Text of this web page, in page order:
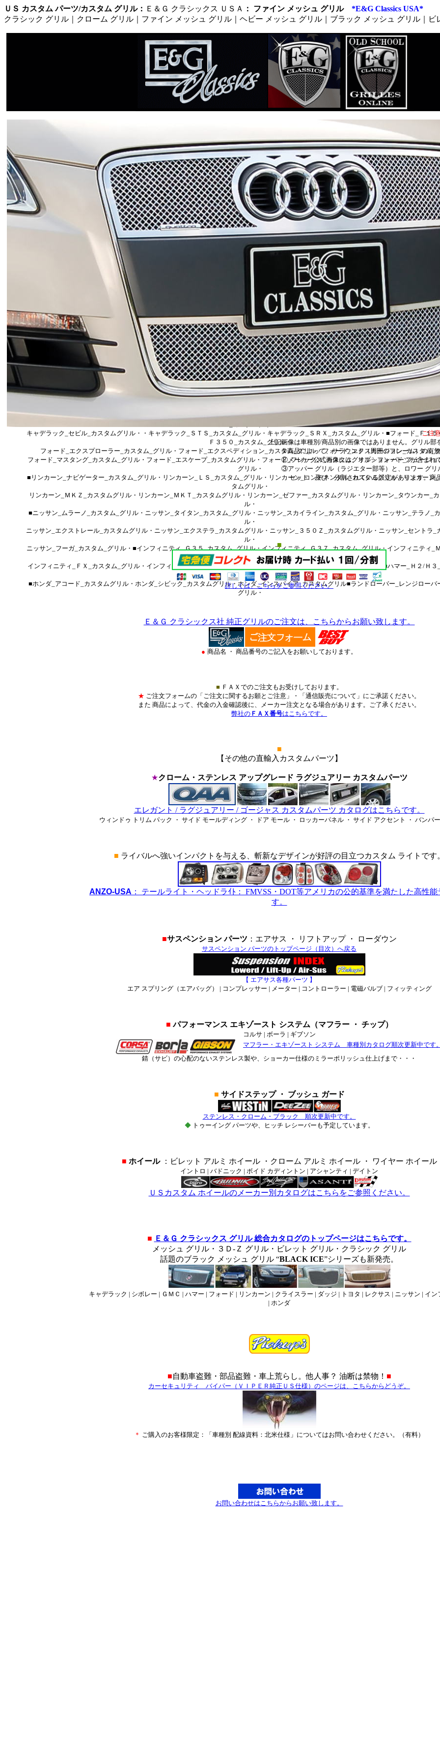
ご注
上記画像は車種別/商品別の画像ではありません。グリル部を拡大した参
①商品によって、サラウンド（周囲のフレーム）の有無や、仕様が異
②メーカー公式画像には、オプション パーツが含まれている場合が
③アッパー グリル（ラジエター部等）と、ロワー グリル（バンパー部
セット 及び 分割されている設定があります。商品説明にご注意
■
詳しくは、こちらをご参照ください。
Ｅ＆Ｇ クラシックス社 純正グリルのご注文は、こちらからお願い致します。
● 商品名 ・ 商品番号のご記入をお願いしております。
■ ＦＡＸでのご注文もお受けしております。
★ ご注文フォームの「ご注文に関するお願とご注意」・「通信販売について」にご承諾ください。
また 商品によって、代金の入金確認後に、メーカー注文となる場合があります。ご了承ください。
弊社の ＦＡＸ番号はこちらです。
■
【その他の直輸入カスタムパーツ】
★クローム・ステンレス アップグレード ラグジュアリー カスタムパーツ
エレガント / ラグジュアリー / ゴージャス カスタムパーツ カタログはこちらです。
ウィンドゥ トリム パック ・ サイド モールディング ・ ドア モール ・ ロッカーパネル ・ サイド アクセント ・ バンパ
■ ライバルへ強いインパクトを与える、斬新なデザインが好評の目立つカスタム ライトです。
ANZO-USA ： テールライト・ヘッドラｲﾄ： FMVSS・DOT等アメリカの公的基準を満たした高性
す。
■サスペンション パーツ ：エアサス ・ リフトアップ ・ ローダウン
サスペンション パーツのトップページ（目次）へ戻る
【 エアサス各種パーツ 】
エア スプリング（エアバッグ） | コンプレッサー | メーター | コントローラー | 電磁バルブ | フィッティング
■ パフォーマンス エキゾースト システム（マフラー ・ チップ）
コルサ | ボーラ | ギブソン
マフラー・エキゾースト システム 車種別カタログ順次更新中です。
錆（サビ）の心配のないステンレス製や、ショーカー仕様のミラーポリッシュ仕上げまで・・・
■ サイドステップ ・ ブッシュ ガード
ステンレス・クローム・ブラック 順次更新中です。
◆トゥーイング パーツや、ヒッチ レシーバーも予定しています。
■ ホイール：ビレット アルミ ホイール ・クローム アルミ ホイール ・ ワイヤー ホイール
イントロ | バドニック | ボイド カディントン | アシャンティ | デイトン
ＵＳカスタム ホイールのメーカー別カタログはこちらをご参照ください。
■ Ｅ＆Ｇ クラシックス グリル 総合カタログのトップページはこちらです。
メッシュ グリル・３Ｄ-Ｚ グリル・ビレット グリル・クラシック グリル
話題のブラック メッシュ グリル “BLACK ICE”シリーズも新発売。
キャデラック | シボレー | ＧＭＣ | ハマー | フォード | リンカーン | クライスラー | ダッジ | トヨタ | レクサス | ニッサン | イン
| ホンダ
■自動車盗難・部品盗難・車上荒らし。他人事？ 油断は禁物！ ■
カーセキュリティ バイパー（ＶＩＰＥＲ純正ＵＳ仕様）のページは、こちらからどうぞ。
＊ ご購入のお客様限定：「車種別 配線資料：北米仕様」についてはお問い合わせください。（有料）
お問い合わせはこちらからお願い致します。
■クライスラー_３００_カスタムグリル・クライスラー_３００Ｃ_カスタムグリル・クライスラー_３００ツーリング_ワゴン_カスタムグリル・
_３００Ｍ_カスタムグリル・
クライスラー_ＰＴクルーザー_カスタムグリル・クライスラー_アスペン_カスタムグリル・クライスラー_パシフィカ_カスタムグリル・クライ
リング_カスタムグリル・
■ダッジ_ラム_カスタム_グリル・ダッジ_デュランゴ_カスタム_グリル・ダッジ_マグナム_カスタム_グリル・ダッジ_デュランゴ_カスタムグ
ダコタ_カスタムグリル・
ダッジ_ナイトロ_カスタム_グリル・ダッジ_キャリバー_カスタム_グリル・ダッジ_チャージャー_カスタム_グリル・ダッジ_チャレンジャー_
ル・
■ジープ_ラングラー_ＪＫ_カスタム_グリル・ジープ_グランドチェロキー_カスタム_グリル・ジープ_チェロキー_カスタム_グリル・ジープ_コ
スタムグリル・
■トヨタ_タンドラ_カスタム_グリル・トヨタ_タコマ_カスタム_グリル・トヨタ_ＦＪ_クルーザー_カスタム_グリル・トヨタ_サーフ_カスタム
タ_４ランナー_カスタム_グリル・
トヨタ_bB_カスタム_グリル・トヨタ_ハリアー_カスタム_グリル・トヨタ_カムリ_カスタム_グリル・トヨタ_ハイランダー_カスタムグリル・
ーガー_カスタムグリル・
トヨタ_ランドクルーザー_カスタム_グリル・トヨタ_ヴィッツ_カスタムグリル・トヨタ_マトリックス_カスタムグリル・トヨタ_カローラ_カ
ル・トヨタ_セコイヤ_カスタムグリル・
・トヨタ_アバロン_カスタムグリル・■レクサス_ＩＳ_２５０/３５０_カスタム_グリル・レクサス_ＲＸ３５０_カスタム_グリル・レクサス_Ｌ
レクサス_ＬＸ５７０_カスタムグリル・レクサス_ＧＸ_カスタム_グリル・レクサス_ＲＸ３３０_カスタム_グリル・レクサス_ＬＳ４６０_カス
レクサス_ＥＳ３５０_カスタムグリル・
レクサス_ＧＳ４６０_カスタムグリル・■シボレー_サバーバン_カスタム_グリル・シボレー_タホ_カスタム_グリル・シボレー_シルバラード_
リル・
シボレー_シルバラード_Ｃ１５００_カスタム_グリル・シボレー_アバランチ_カスタム_グリル・シボレー_コルベット_カスタム_グリル・シボ
_カスタム_グリル・
シボレー_トレイルブレーザー_カスタム_グリル・シボレー_ＨＨＲ_カスタムグリル・シボレー_コロラド_カスタムグリル・シボレー_マリブ_
ル・
シボレー_インパラ_カスタムグリル・モンテカルロ_カスタムグリル・シボレー_トラバース_カスタムグリル・■ＧＭＣ_ユーコン_カスタム_グリ
_デナリ_カスタム_グリル・
ＧＭＣ_シエラ_カスタム_グリル・ＧＭＣ_テレイン_カスタムグリル・ＧＭＣ_アカディア_カスタムグリル・ＧＭＣ_エンボイ_カスタムグリル・
コンＸＬ_カスタムグリル・
■キャデラック_エスカレード_カスタム_グリル・キャデラック_ＣＴＳ_カスタム_グリル・キャデラック_ＣＴＳ-Ｖ_カスタムグリル・キャデラ
キャデラック_ＣＴＳスポーツワゴン_カスタムグリル・キャデラック_ＤＴＳ_カスタムグリル・キャデラック_ドゥビル_カスタムグリル・キャ
キャデラック_セビル_カスタムグリル・・キャデラック_ＳＴＳ_カスタム_グリル・キャデラック_ＳＲＸ_カスタム_グリル・■フォード_Ｆ１
Ｆ３５０_カスタム_グリル・
フォード_エクスプローラー_カスタム_グリル・フォード_エクスペディション_カスタム_グリル・フォード_エクスカージョン_カスタム_
フォード_マスタング_カスタム_グリル・フォード_エスケープ_カスタムグリル・フォード_フレックス_カスタムグリル・フォード_フュージョ
グリル・
■リンカーン_ナビゲーター_カスタム_グリル・リンカーン_ＬＳ_カスタム_グリル・リンカーン_コンチネンタル_カスタムグリル・リンカーン
タムグリル・
リンカーン_ＭＫＺ_カスタムグリル・リンカーン_ＭＫＴ_カスタムグリル・リンカーン_ゼファー_カスタムグリル・リンカーン_タウンカー_
ル・
■ニッサン_ムラーノ_カスタム_グリル・ニッサン_タイタン_カスタム_グリル・ニッサン_スカイライン_カスタム_グリル・ニッサン_テラノ_
ル・
ニッサン_エクストレール_カスタムグリル・ニッサン_エクステラ_カスタムグリル・ニッサン_３５０Ｚ_カスタムグリル・ニッサン_セントラ_
ル・
ニッサン_フーガ_カスタム_グリル・■インフィニティ_Ｇ３５_カスタム_グリル・インフィニティ_Ｇ３７_カスタム_グリル・インフィニティ_Ｍ
グリル・
インフィニティ_ＦＸ_カスタム_グリル・インフィニティ_ＥＸ_カスタム_グリル・インフィニティ_ＱＸ_カスタム_グリル・■ハマー_Ｈ２/Ｈ３
リル・
■ホンダ_アコード_カスタムグリル・ホンダ_シビック_カスタムグリル・ホンダ_インスパイア_カスタムグリル■ランドローバー_レンジローバ
グリル・
グリル、カスタム_グリル、ラジエター_グリル、カスタム_ラジエター_グリル、ラグジュアリグリル、輸入グ
Ｅ＆Ｇグリル、Ｅ＆Ｇ_カスタム_グリル、Ｔ-ＲＥＸ_グリル、ティーレックス_グリル、アシャンティ_グリル
クローム_クラシック_グリル、ヘビー_メッシュ_グリル、ファイン_メッシュ_グリル、デュアル_ウェーブ_メッシュ_グ
クローム_メッキ_グリル、Ｚ_グリル、Ｑ_グリル、３Ｄ-Ｚ_グリル、バーティカル_Ｚ_グリル、ブラック_
ＤＵＢ_クローム_グリル、ファイン_メッシュ_グリル、ブラック_メッシュ_グリル、
ＵＳ カスタム パーツ/カスタム グリル： Ｅ＆Ｇ クラシックス ＵＳＡ ： ファイン メッシュ グリル*E&G Classics USA*
クラシック グリル｜クローム グリル｜ファイン メッシュ グリル｜ヘビー メッシュ グリル｜ブラック メッシュ グリル｜